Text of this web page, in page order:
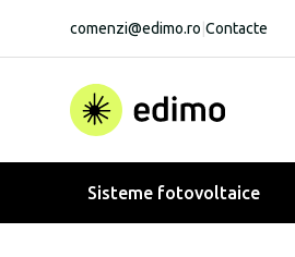
comenzi@edimo.ro Contacte
Sisteme fotovoltaice